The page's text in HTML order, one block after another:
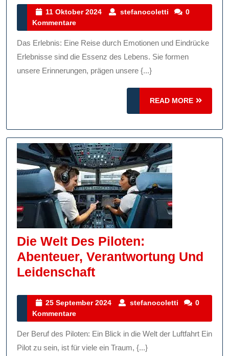
Eine
Reise
Und
11 Oktober 2024
11
2024
stefanocoletti stefanocoletti
0
Kommentare
Das Erlebnis: Eine Reise durch Emotionen und Eindrücke
Erlebnisse sind die Essenz des Lebens. Sie formen
unsere Erinnerungen, prägen unsere {...}
READ MORE
READ
MORE
Die Welt Des Piloten:
Abenteuer, Verantwortung Und
LeidenschaftDie
Des
Abenteuer,
Verantwortung
25 September 2024
25
2024
stefanocoletti stefanocoletti
0
Kommentare
Der Beruf des Piloten: Ein Blick in die Welt der Luftfahrt Ein
Pilot zu sein, ist für viele ein Traum, {...}